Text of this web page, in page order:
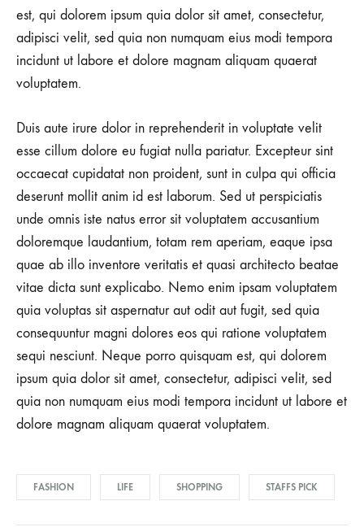
est, qui dolorem ipsum quia dolor sit amet, consectetur,
adipisci velit, sed quia non numquam eius modi tempora
incidunt ut labore et dolore magnam aliquam quaerat
voluptatem.
Duis aute irure dolor in reprehenderit in voluptate velit
esse cillum dolore eu fugiat nulla pariatur. Excepteur sint
occaecat cupidatat non proident, sunt in culpa qui officia
deserunt mollit anim id est laborum. Sed ut perspiciatis
unde omnis iste natus error sit voluptatem accusantium
doloremque laudantium, totam rem aperiam, eaque ipsa
quae ab illo inventore veritatis et quasi architecto beatae
vitae dicta sunt explicabo. Nemo enim ipsam voluptatem
quia voluptas sit aspernatur aut odit aut fugit, sed quia
consequuntur magni dolores eos qui ratione voluptatem
sequi nesciunt. Neque porro quisquam est, qui dolorem
ipsum quia dolor sit amet, consectetur, adipisci velit, sed
quia non numquam eius modi tempora incidunt ut labore et
dolore magnam aliquam quaerat voluptatem.
FASHION LIFE SHOPPING STAFFS PICK